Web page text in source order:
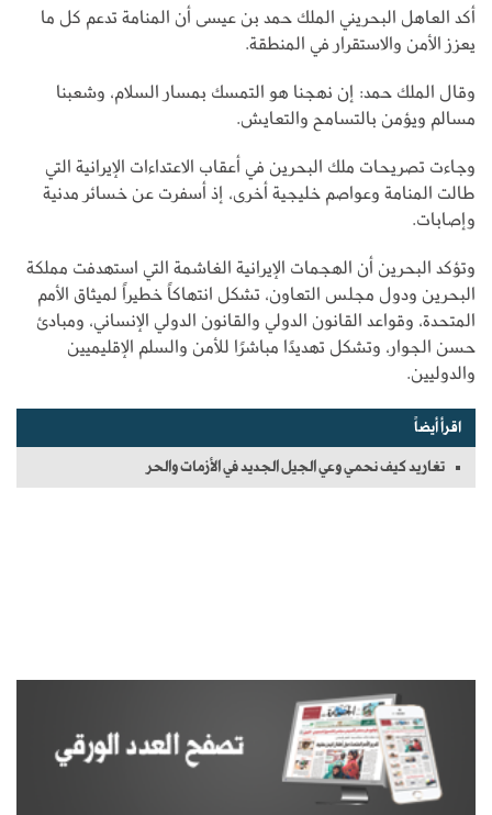
أكد العاهل البحريني الملك حمد بن عيسى أن المنامة تدعم كل ما
يعزز الأمن والاستقرار في المنطقة.
وقال الملك حمد: إن نهجنا هو التمسك بمسار السلام، وشعبنا
مسالم ويؤمن بالتسامح والتعايش.
وجاءت تصريحات ملك البحرين في أعقاب الاعتداءات الإيرانية التي
طالت المنامة وعواصم خليجية أخرى، إذ أسفرت عن خسائر مدنية
وإصابات.
وتؤكد البحرين أن الهجمات الإيرانية الغاشمة التي استهدفت مملكة
البحرين ودول مجلس التعاون، تشكل انتهاكاً خطيراً لميثاق الأمم
المتحدة، وقواعد القانون الدولي والقانون الدولي الإنساني، ومبادئ
حسن الجوار، وتشكل تهديدًا مباشرًا للأمن والسلم الإقليميين
والدوليين.
اقرأ أيضاً
تغاريد كيف نحمي وعي الجيل الجديد في الأزمات والحر